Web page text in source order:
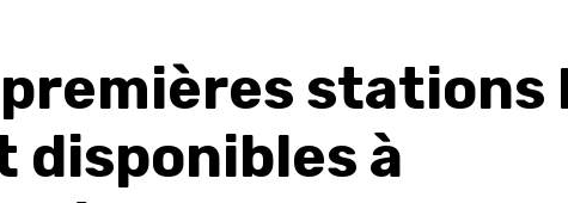
stations
disponibles à